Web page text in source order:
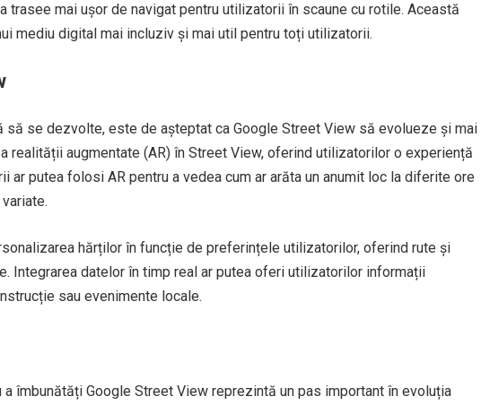
trasee mai ușor de navigat pentru utilizatorii în scaune cu rotile. Această
mediu digital mai incluziv și mai util pentru toți utilizatorii.
să se dezvolte, este de așteptat ca Google Street View să evolueze și mai
realității augmentate (AR) în Street View, oferind utilizatorilor o experiență
ar putea folosi AR pentru a vedea cum ar arăta un anumit loc la diferite ore
hărților în funcție de preferințele utilizatorilor, oferind rute și
Integrarea datelor în timp real ar putea oferi utilizatorilor informații
sau evenimente locale.
îmbunătăți Google Street View reprezintă un pas important în evoluția